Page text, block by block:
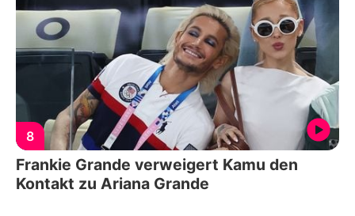
8
Frankie Grande verweigert Kamu den
Kontakt zu Ariana Grande